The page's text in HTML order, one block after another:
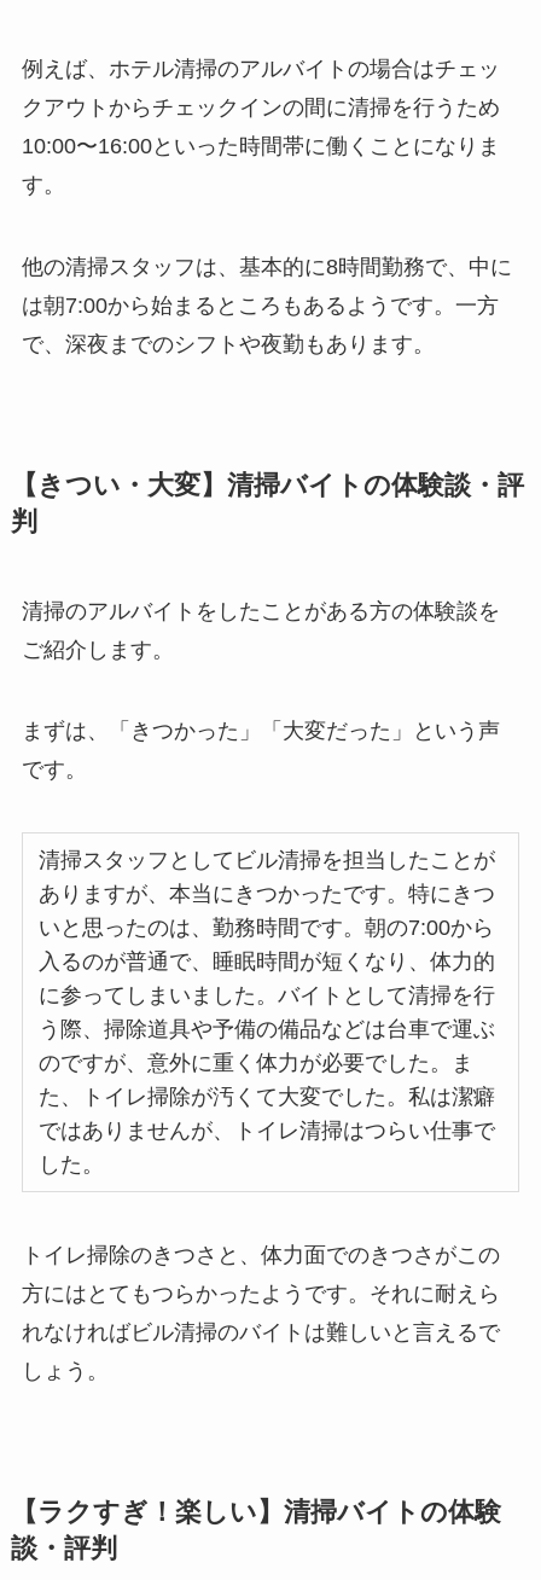
例えば、ホテル清掃のアルバイトの場合はチェッ
クアウトからチェックインの間に清掃を行うため
10:00〜16:00といった時間帯に働くことになりま
す。
他の清掃スタッフは、基本的に8時間勤務で、中に
は朝7:00から始まるところもあるようです。一方
で、深夜までのシフトや夜勤もあります。
【きつい・大変】清掃バイトの体験談・評
判
清掃のアルバイトをしたことがある方の体験談を
ご紹介します。
まずは、「きつかった」「大変だった」という声
です。
清掃スタッフとしてビル清掃を担当したことが
ありますが、本当にきつかったです。特にきつ
いと思ったのは、勤務時間です。朝の7:00から
入るのが普通で、睡眠時間が短くなり、体力的
に参ってしまいました。バイトとして清掃を行
う際、掃除道具や予備の備品などは台車で運ぶ
のですが、意外に重く体力が必要でした。ま
た、トイレ掃除が汚くて大変でした。私は潔癖
ではありませんが、トイレ清掃はつらい仕事で
した。
トイレ掃除のきつさと、体力面でのきつさがこの
方にはとてもつらかったようです。それに耐えら
れなければビル清掃のバイトは難しいと言えるで
しょう。
【ラクすぎ！楽しい】清掃バイトの体験
談・評判